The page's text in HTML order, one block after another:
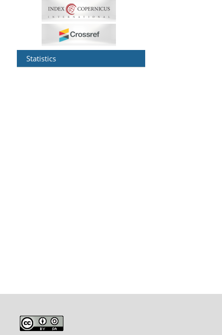
Statistics